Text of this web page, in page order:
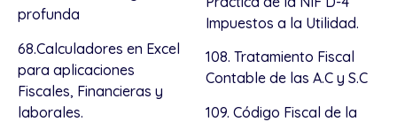
profunda
68.Calculadores en Excel
para aplicaciones
Fiscales, Financieras y
laborales.
Impuestos a la Utilidad.
108. Tratamiento Fiscal
Contable de las A.C y S.C
109. Código Fiscal de la